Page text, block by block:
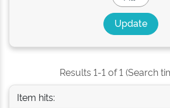
Results 1-1 of 1 (Search
Item hits: